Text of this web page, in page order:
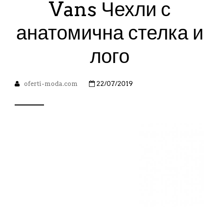
Vans Чехли с
анатомична стелка и
лого
oferti-moda.com 22/07/2019